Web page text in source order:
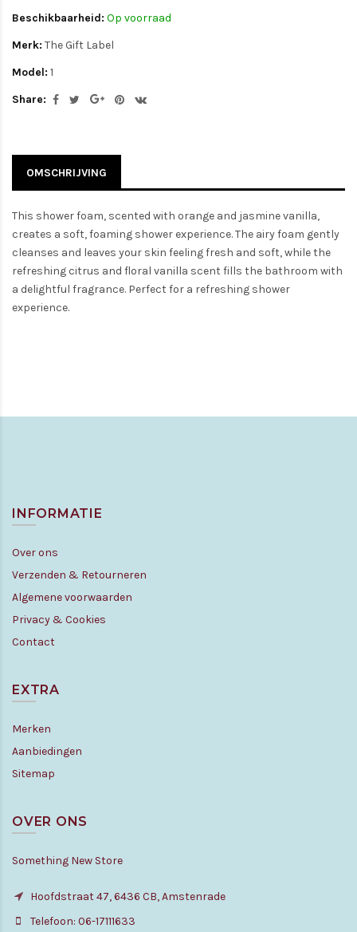
Beschikbaarheid: Op voorraad
Merk: The Gift Label
Model: 1
Share:
OMSCHRIJVING
This shower foam, scented with orange and jasmine vanilla,
creates a soft, foaming shower experience. The airy foam gently
cleanses and leaves your skin feeling fresh and soft, while the
refreshing citrus and floral vanilla scent fills the bathroom with
a delightful fragrance. Perfect for a refreshing shower
experience.
INFORMATIE
Over ons
Verzenden & Retourneren
Algemene voorwaarden
Privacy & Cookies
Contact
EXTRA
Merken
Aanbiedingen
Sitemap
OVER ONS
Something New Store
Hoofdstraat 47, 6436 CB, Amstenrade
Telefoon: 06-17111633